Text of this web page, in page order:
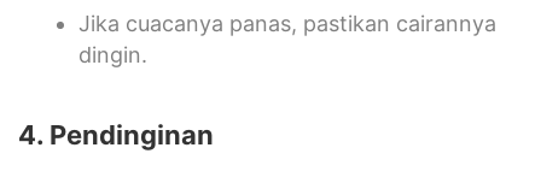
Jika cuacanya panas, pastikan cairannya
dingin.
4. Pendinginan